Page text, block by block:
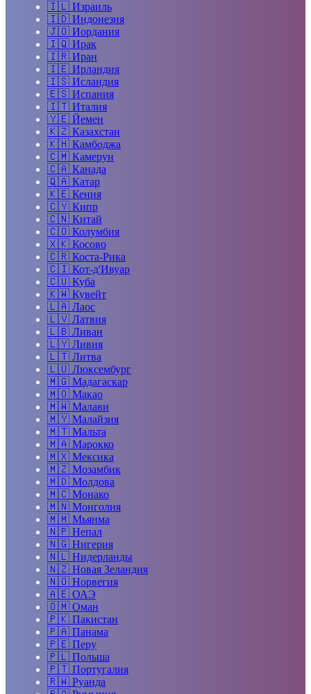
🇮🇱 Израиль
🇮🇩 Индонезия
🇯🇴 Иордания
🇮🇶 Ирак
🇮🇷 Иран
🇮🇪 Ирландия
🇮🇸 Исландия
🇪🇸 Испания
🇮🇹 Италия
🇾🇪 Йемен
🇰🇿 Казахстан
🇰🇭 Камбоджа
🇨🇲 Камерун
🇨🇦 Канада
🇶🇦 Катар
🇰🇪 Кения
🇨🇾 Кипр
🇨🇳 Китай
🇨🇴 Колумбия
🇽🇰 Косово
🇨🇷 Коста-Рика
🇨🇮 Кот-д'Ивуар
🇨🇺 Куба
🇰🇼 Кувейт
🇱🇦 Лаос
🇱🇻 Латвия
🇱🇧 Ливан
🇱🇾 Ливия
🇱🇹 Литва
🇱🇺 Люксембург
🇲🇬 Мадагаскар
🇲🇴 Макао
🇲🇼 Малави
🇲🇾 Малайзия
🇲🇹 Мальта
🇲🇦 Марокко
🇲🇽 Мексика
🇲🇿 Мозамбик
🇲🇩 Молдова
🇲🇨 Монако
🇲🇳 Монголия
🇲🇲 Мьянма
🇳🇵 Непал
🇳🇬 Нигерия
🇳🇱 Нидерланды
🇳🇿 Новая Зеландия
🇳🇴 Норвегия
🇦🇪 ОАЭ
🇴🇲 Оман
🇵🇰 Пакистан
🇵🇦 Панама
🇵🇪 Перу
🇵🇱 Польша
🇵🇹 Португалия
🇷🇼 Руанда